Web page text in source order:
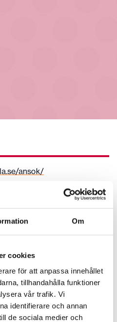
Om
cookies
för att anpassa innehållet
tillhandahålla funktioner
vår trafik. Vi
identifierare och annan
de sociala medier och
ansok/
kurser hittar du här
till vår
mer här!